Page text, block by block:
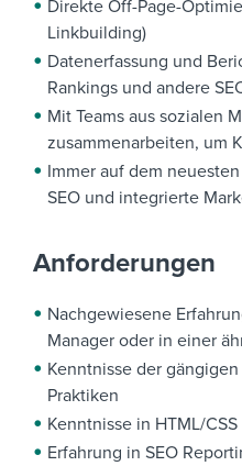
Direkte Off-Page-
Linkbuilding)
Datenerfassung und
Rankings und andere
Mit Teams aus sozialen
zusammenarbeiten, um
Immer auf dem
SEO und integrierte
Anforderungen
Nachgewiesene
Manager oder in einer
Kenntnisse der
Praktiken
Kenntnisse in HTML/CSS
Erfahrung in SEO